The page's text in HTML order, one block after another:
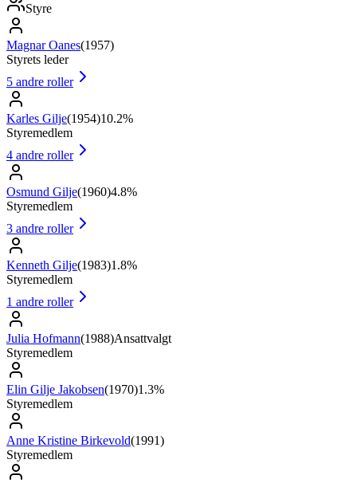
Styre
Magnar Oanes(1957)
Styrets leder
5 andre roller
Karles Gilje(1954)10.2%
Styremedlem
4 andre roller
Osmund Gilje(1960)4.8%
Styremedlem
3 andre roller
Kenneth Gilje(1983)1.8%
Styremedlem
1 andre roller
Julia Hofmann(1988)Ansattvalgt
Styremedlem
Elin Gilje Jakobsen(1970)1.3%
Styremedlem
Anne Kristine Birkevold(1991)
Styremedlem